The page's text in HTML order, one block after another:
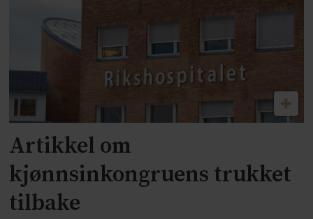
Artikkel om
kjønnsinkongruens trukket
tilbake